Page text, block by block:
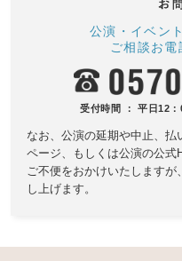
公演・イベン
ご相談お電
受付時間 ： 平日12
なお、公演の延期や中止、払
ページ、もしくは公演の公式
ご不便をおかけいたしますが
し上げます。